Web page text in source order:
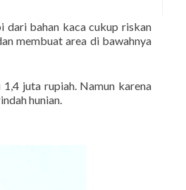
dari bahan kaca cukup riskan
membuat area di bawahnya
juta rupiah. Namun karena
hunian.